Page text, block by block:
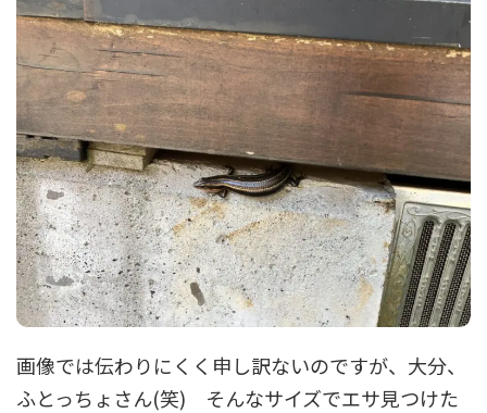
画像では伝わりにくく申し訳ないのですが、大分、
ふとっちょさん(笑) そんなサイズでエサ見つけた